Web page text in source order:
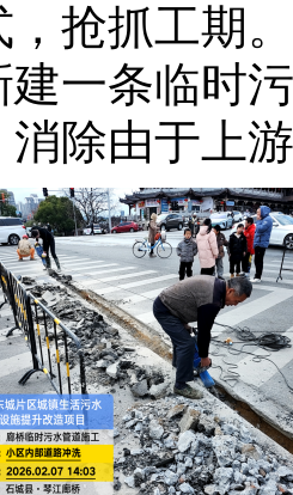
抢抓工期
建一条临时
消除由于上